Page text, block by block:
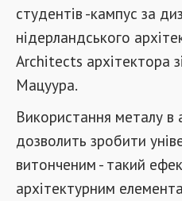
студентів -кампус за
нідерландського
Architects архітектора
Мацуура.
Використання металу в
дозволить зробити
витонченим - такий
архітектурним